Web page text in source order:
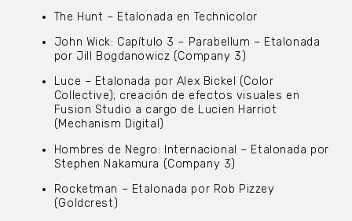
The Hunt – Etalonada en Technicolor
John Wick: Capítulo 3 – Parabellum – Etalonada
por Jill Bogdanowicz (Company 3)
Luce – Etalonada por Alex Bickel (Color
Collective); creación de efectos visuales en
Fusion Studio a cargo de Lucien Harriot
(Mechanism Digital)
Hombres de Negro: Internacional – Etalonada por
Stephen Nakamura (Company 3)
Rocketman – Etalonada por Rob Pizzey
(Goldcrest)